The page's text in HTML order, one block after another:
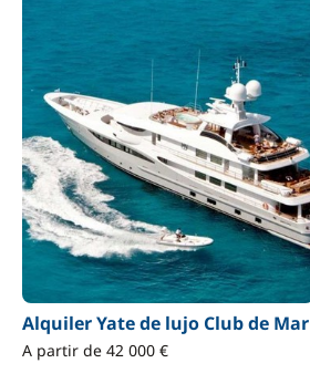
Alquiler Yate de lujo Club de Mar
A partir de 42 000 €